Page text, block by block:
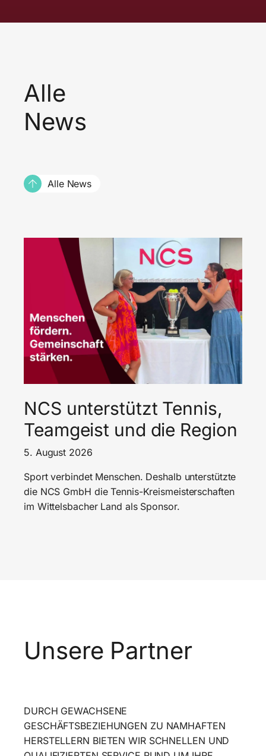
Alle
News
Alle News
NCS unterstützt Tennis,
Teamgeist und die Region
5. August 2026
Sport verbindet Menschen. Deshalb unterstützte
die NCS GmbH die Tennis-Kreismeisterschaften
im Wittelsbacher Land als Sponsor.
Unsere Partner
DURCH GEWACHSENE
GESCHÄFTSBEZIEHUNGEN ZU NAMHAFTEN
HERSTELLERN BIETEN WIR SCHNELLEN UND